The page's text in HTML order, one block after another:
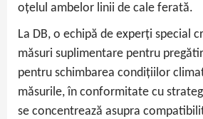
oțelul ambelor linii de cale ferată.
La DB, o echipă de experți special
măsuri suplimentare pentru
pentru schimbarea condițiilor
măsurile, în conformitate cu
se concentrează asupra